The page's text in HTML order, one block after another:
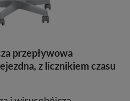
przepływowa
z licznikiem czasu